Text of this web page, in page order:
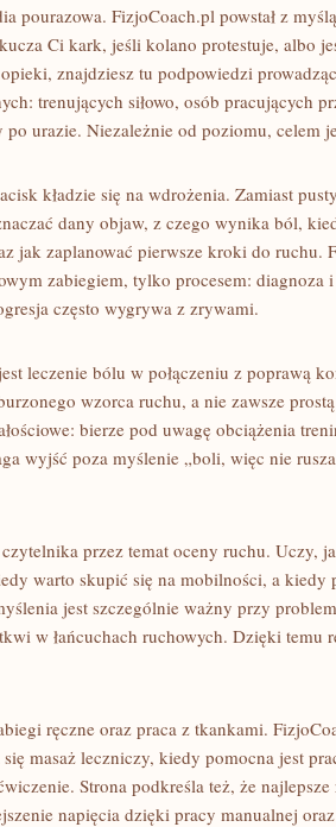
pourazowa. FizjoCoach.pl powstał z
Ci kark, jeśli kolano protestuje, albo
znajdziesz tu podpowiedzi
trenujących siłowo, osób pracujących
urazie. Niezależnie od poziomu, celem
kładzie się na wdrożenia. Zamiast
dany objaw, z czego wynika ból,
jak zaplanować pierwsze kroki do ruchu.
zabiegiem, tylko procesem: diagnoza
często wygrywa z zrywami.
leczenie bólu w połączeniu z poprawą
wzorca ruchu, a nie zawsze
bierze pod uwagę obciążenia
wyjść poza myślenie „boli, więc nie
przez temat oceny ruchu. Uczy,
warto skupić się na mobilności, a kiedy
jest szczególnie ważny przy
w łańcuchach ruchowych. Dzięki temu
ręczne oraz praca z tkankami.
masaż leczniczy, kiedy pomocna jest
Strona podkreśla też, że
napięcia dzięki pracy manualnej